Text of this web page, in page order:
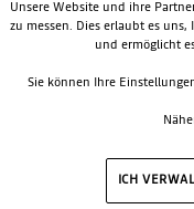
Unsere Website und ihre
zu messen. Dies erlaubt es
und ermöglicht
Sie können Ihre
ICH